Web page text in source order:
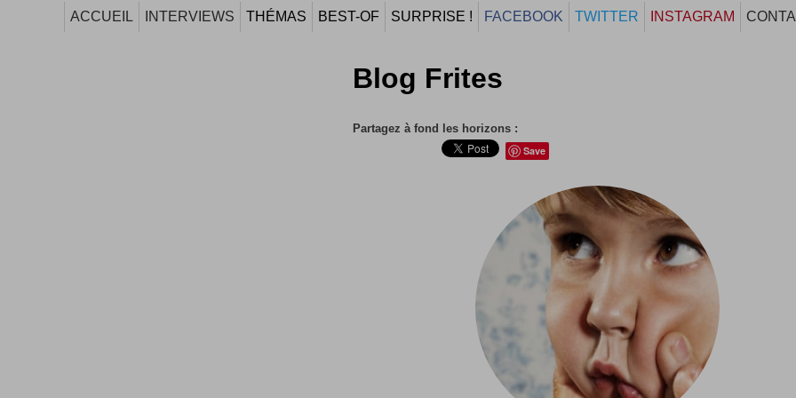
ACCUEIL INTERVIEWS THÉMAS BEST-OF SURPRISE ! FACEBOOK TWITTER INSTAGRAM
Blog Frites
Partagez à fond les horizons :
Save